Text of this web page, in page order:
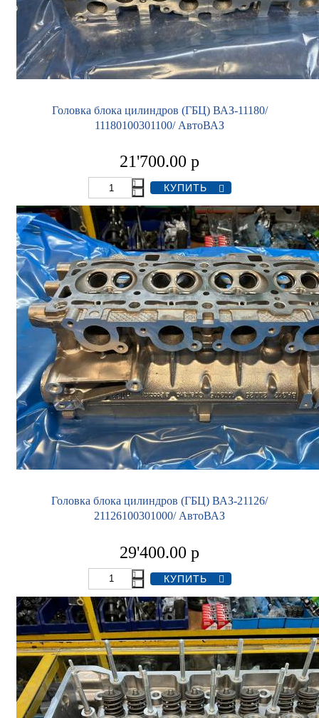
Головка блока цилиндров (ГБЦ) ВАЗ-11180/
11180100301100/ АвтоВАЗ
21'700.00 р
Головка блока цилиндров (ГБЦ) ВАЗ-21126/
21126100301000/ АвтоВАЗ
29'400.00 р